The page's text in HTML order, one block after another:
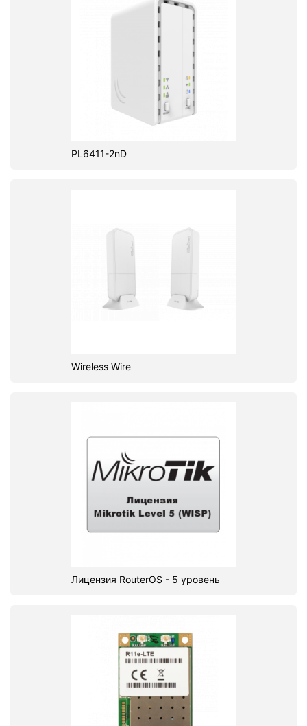
PL6411-2nD
Wireless Wire
Лицензия RouterOS - 5 уровень